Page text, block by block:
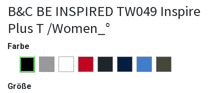
B&C BE INSPIRED TW049 Inspire
Plus T /Women_°
Farbe
Größe